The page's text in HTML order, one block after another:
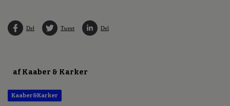
Del Tweet Del
af Kaaber & Karker
Kaaber&Karker